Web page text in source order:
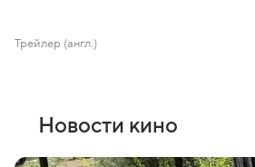
Трейлер (англ.)
Новости кино